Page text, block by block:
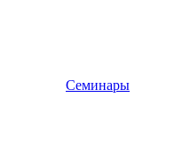
Семинары